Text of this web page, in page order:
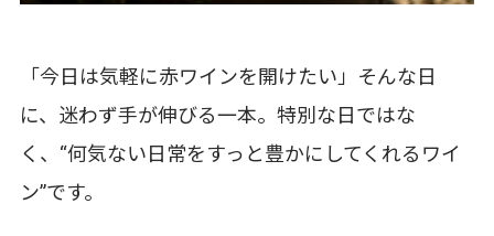
「今日は気軽に赤ワインを開けたい」そんな日
に、迷わず手が伸びる一本。特別な日ではな
く、“何気ない日常をすっと豊かにしてくれるワイ
ン”です。